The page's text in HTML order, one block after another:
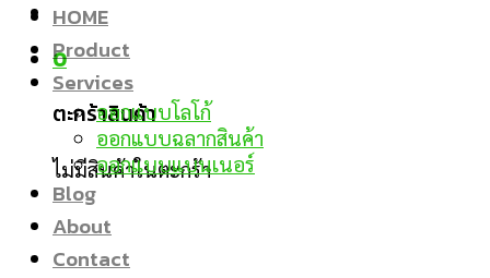
0
ตะกร้าสินค้า
ไม่มีสินค้าในตะกร้า
HOME
Product
Services
ออกแบบโลโก้
ออกแบบฉลากสินค้า
ออกแบบแบนเนอร์
Blog
About
Contact